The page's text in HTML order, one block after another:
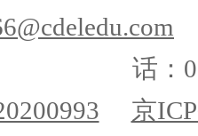
话：
京